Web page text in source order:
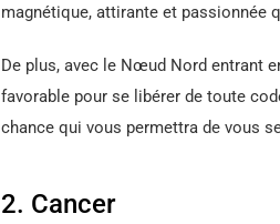
magnétique, attirante et passionnée
De plus, avec le Nœud Nord entrant
favorable pour se libérer de toute
chance qui vous permettra de vous
2. Cancer